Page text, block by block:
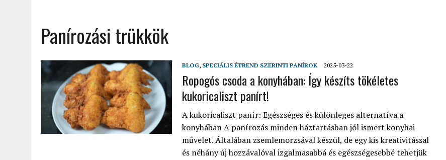
Panírozási trükkök
BLOG, SPECIÁLIS ÉTREND SZERINTI PANÍROK 2025-03-22
Ropogós csoda a konyhában: Így készíts tökéletes
kukoricaliszt panírt!
A kukoricaliszt panír: Egészséges és különleges alternatíva a
konyhában A panírozás minden háztartásban jól ismert konyhai
művelet. Általában zsemlemorzsával készül, de egy kis kreativitással
és néhány új hozzávalóval izgalmasabbá és egészségesebbé tehetjük